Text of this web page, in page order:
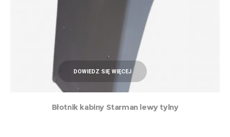
DOWIEDZ SIĘ WIĘCEJ
Błotnik kabiny Starman lewy tylny